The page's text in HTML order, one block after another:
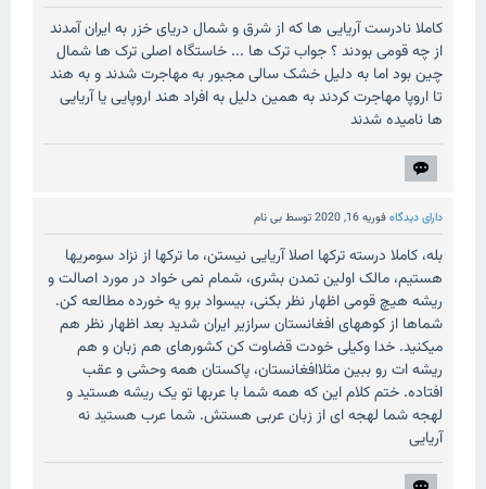
کاملا نادرست آریایی ها که از شرق و شمال دریای خزر به ایران آمدند
از چه قومی بودند ؟ جواب ترک ها ... خاستگاه اصلی ترک ها شمال
چین بود اما به دلیل خشک سالی مجبور به مهاجرت شدند و به هند
تا اروپا مهاجرت کردند به همین دلیل به افراد هند اروپایی یا آریایی
ها نامیده شدند
دارای دیدگاهفوریه 16, 2020 توسطبی نام
بله، کاملا درسته ترکها اصلا آریایی نیستن، ما ترکها از نزاد سومریها
هستیم، مالک اولین تمدن بشری، شمام نمی خواد در مورد اصالت و
ریشه هیچ قومی اظهار نظر بکنی، بیسواد برو یه خورده مطالعه کن.
شماها از کوههای افغانستان سرازیر ایران شدید بعد اظهار نظر هم
میکنید. خدا وکیلی خودت قضاوت کن کشورهای هم زبان و هم
ریشه ات رو ببین مثلاافغانستان، پاکستان همه وحشی و عقب
افتاده. ختم کلام این که همه شما با عربها تو یک ریشه هستید و
لهجه شما لهجه ای از زبان عربی هستش. شما عرب هستید نه
آریایی